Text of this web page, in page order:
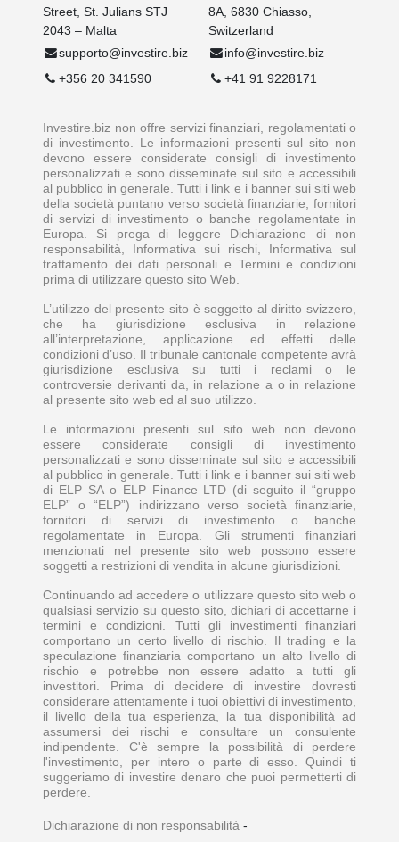
Street, St. Julians STJ
2043 – Malta
supporto@investire.biz
+356 20 341590
8A, 6830 Chiasso,
Switzerland
info@investire.biz
+41 91 9228171
Investire.biz non offre servizi finanziari, regolamentati o
di investimento. Le informazioni presenti sul sito non
devono essere considerate consigli di investimento
personalizzati e sono disseminate sul sito e accessibili
al pubblico in generale. Tutti i link e i banner sui siti web
della società puntano verso società finanziarie, fornitori
di servizi di investimento o banche regolamentate in
Europa. Si prega di leggere Dichiarazione di non
responsabilità, Informativa sui rischi, Informativa sul
trattamento dei dati personali e Termini e condizioni
prima di utilizzare questo sito Web.
L’utilizzo del presente sito è soggetto al diritto svizzero,
che ha giurisdizione esclusiva in relazione
all’interpretazione, applicazione ed effetti delle
condizioni d’uso. Il tribunale cantonale competente avrà
giurisdizione esclusiva su tutti i reclami o le
controversie derivanti da, in relazione a o in relazione
al presente sito web ed al suo utilizzo.
Le informazioni presenti sul sito web non devono
essere considerate consigli di investimento
personalizzati e sono disseminate sul sito e accessibili
al pubblico in generale. Tutti i link e i banner sui siti web
di ELP SA o ELP Finance LTD (di seguito il “gruppo
ELP” o “ELP”) indirizzano verso società finanziarie,
fornitori di servizi di investimento o banche
regolamentate in Europa. Gli strumenti finanziari
menzionati nel presente sito web possono essere
soggetti a restrizioni di vendita in alcune giurisdizioni.
Continuando ad accedere o utilizzare questo sito web o
qualsiasi servizio su questo sito, dichiari di accettarne i
termini e condizioni. Tutti gli investimenti finanziari
comportano un certo livello di rischio. Il trading e la
speculazione finanziaria comportano un alto livello di
rischio e potrebbe non essere adatto a tutti gli
investitori. Prima di decidere di investire dovresti
considerare attentamente i tuoi obiettivi di investimento,
il livello della tua esperienza, la tua disponibilità ad
assumersi dei rischi e consultare un consulente
indipendente. C'è sempre la possibilità di perdere
l'investimento, per intero o parte di esso. Quindi ti
suggeriamo di investire denaro che puoi permetterti di
perdere.
Dichiarazione di non responsabilità -